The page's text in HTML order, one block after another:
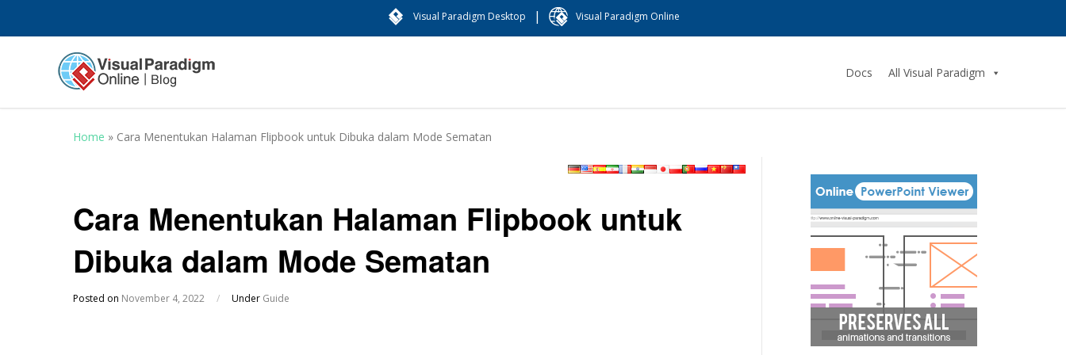
Visual Paradigm Desktop | Visual Paradigm Online
Docs All Visual Paradigm
Home » Cara Menentukan Halaman Flipbook untuk Dibuka dalam Mode Sematan
Cara Menentukan Halaman Flipbook untuk
Dibuka dalam Mode Sematan
Posted on November 4, 2022 / Under Guide